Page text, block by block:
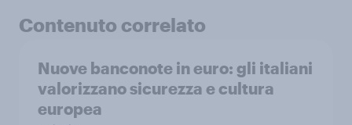
Contenuto correlato
Nuove banconote in euro: gli italiani
valorizzano sicurezza e cultura
europea